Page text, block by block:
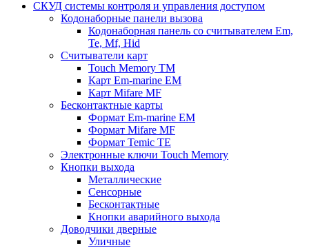
СКУД системы контроля и управления доступом
Кодонаборные панели вызова
Кодонаборная панель со считывателем Em,
Te, Mf, Hid
Считыватели карт
Touch Memory TM
Карт Em-marine EM
Карт Mifare MF
Бесконтактные карты
Формат Em-marine EM
Формат Mifare MF
Формат Temic TE
Электронные ключи Touch Memory
Кнопки выхода
Металлические
Сенсорные
Бесконтактные
Кнопки аварийного выхода
Доводчики дверные
Уличные